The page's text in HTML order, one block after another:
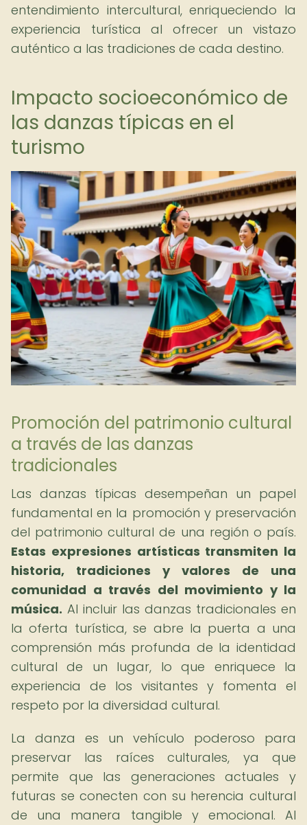
entendimiento intercultural, enriqueciendo la
experiencia turística al ofrecer un vistazo
auténtico a las tradiciones de cada destino.
Impacto socioeconómico de
las danzas típicas en el
turismo
Promoción del patrimonio cultural
a través de las danzas
tradicionales
Las danzas típicas desempeñan un papel
fundamental en la promoción y preservación
del patrimonio cultural de una región o país.
Estas expresiones artísticas transmiten la
historia, tradiciones y valores de una
comunidad a través del movimiento y la
música. Al incluir las danzas tradicionales en
la oferta turística, se abre la puerta a una
comprensión más profunda de la identidad
cultural de un lugar, lo que enriquece la
experiencia de los visitantes y fomenta el
respeto por la diversidad cultural.
La danza es un vehículo poderoso para
preservar las raíces culturales, ya que
permite que las generaciones actuales y
futuras se conecten con su herencia cultural
de una manera tangible y emocional. Al